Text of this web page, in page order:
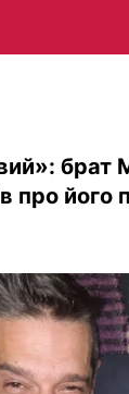
брат
про його